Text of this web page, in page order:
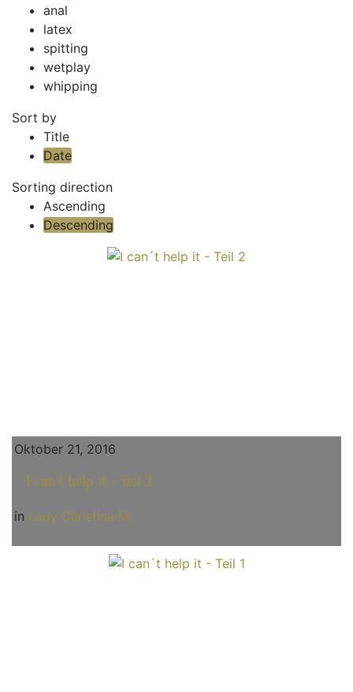
anal
latex
spitting
wetplay
whipping
Sort by
Title
Date
Sorting direction
Ascending
Descending
Oktober 21, 2016
I can´t help it - Teil 2
in Lady Christina M.